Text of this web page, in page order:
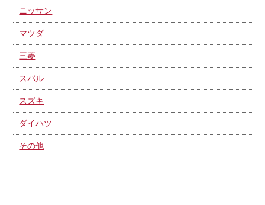
ニッサン
マツダ
三菱
スバル
スズキ
ダイハツ
その他